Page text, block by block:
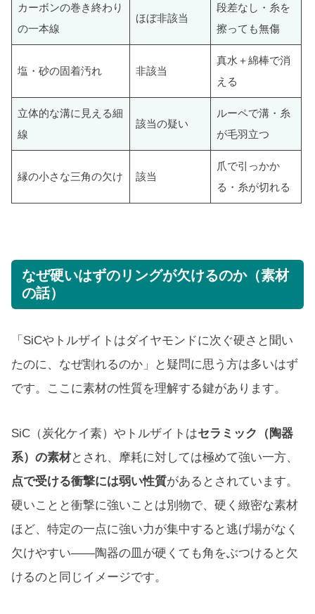
カーボンの巻き終わり
の一本線
ほぼ非該当
段差なし・糸を
擦っても無傷
塩・砂の固着汚れ 非該当
真水＋綿棒で消
える
立体的な溝に見える細
線
該当の疑い
ルーペで溝・糸
が毛羽立つ
縁の小さな三角の欠け 該当
爪で引っかか
る・糸が切れる
なぜ硬いはずのリングが欠けるのか（素材
の話）
「SiCやトルザイトはダイヤモンドに次ぐ硬さと聞い
たのに、なぜ割れるのか」と疑問に思う方は多いはず
です。ここに素材の性質を理解する鍵があります。
SiC（炭化ケイ素）やトルザイトはセラミック（陶器
系）の素材とされ、摩耗に対しては極めて強い一方、
点で受ける衝撃には弱い性質があるとされています。
硬いことと衝撃に強いことは別物で、硬く緻密な素材
ほど、特定の一点に強い力が集中すると逃げ場がなく
欠けやすい――陶器の皿が硬くても角をぶつけると欠
けるのと同じイメージです。